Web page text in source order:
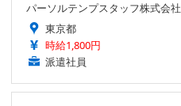
パーソルテンプスタッフ株式会社
東京都
時給1,800円
派遣社員